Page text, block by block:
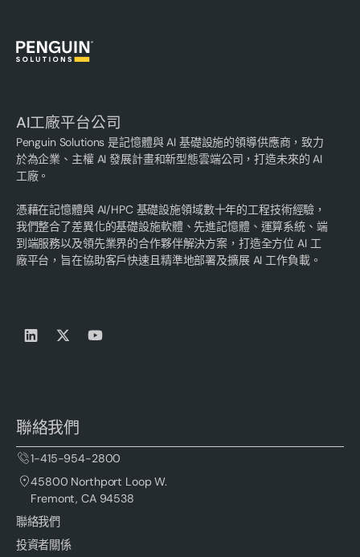
AI工廠平台公司
Penguin Solutions 是記憶體與 AI 基礎設施的領導供應商，致力
於為企業、主權 AI 發展計畫和新型態雲端公司，打造未來的 AI
工廠。
憑藉在記憶體與 AI/HPC 基礎設施領域數十年的工程技術經驗，
我們整合了差異化的基礎設施軟體、先進記憶體、運算系統、端
到端服務以及領先業界的合作夥伴解決方案，打造全方位 AI 工
廠平台，旨在協助客戶快速且精準地部署及擴展 AI 工作負載。
聯絡我們
1-415-954-2800
45800 Northport Loop W.
Fremont, CA 94538
聯絡我們
投資者關係